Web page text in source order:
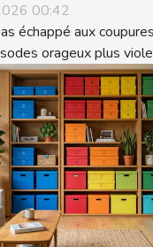
00:42
échappé aux
orageux plus